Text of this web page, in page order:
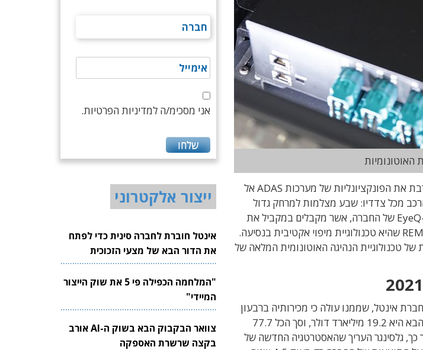
האוטונומיות
בתוך כך, בחודש שעבר חשפה מובילאיי את טכנולוגיית SuperVision, אשר מקרבת את הפונקציונליות של מערכות ADAS אל
11 מצלמות המותקנות בכלי הרכב מכל צדדיו: שבע מצלמות למרחק גדול
וארבע מצלמות למרחק קצר. המידע מהמצלמות מעובד באמצעות שני שבבי EyeQ-5 של החברה, אשר מקבלים במקביל את
נתוני הדרך המגיעים מהמפה האקטיבית (Roadbook) המיוצרת על-ידי מערכת REM שהיא טכנולוגיית מיפוי אקטיבית בנסיעה.
של טכנולוגיית הנהיגה האוטונומית המלאה של
אינטל, שממנו עולה כי מכירותיה ברבעון
השלישי צמחו ב-5% והסתכמו בכ-18.1 מיליארד דולר. תחזית ההכנסות לרבעון הבא היא 19.2 מיליארד דולר, וסך הכל 77.7
מכירות ב-2021, בהשוואה לכ- 73.5 מיליארד דולר ב-2020. בתוך כך, גלסינגר העריך שהאסטרטגיה החדשה של
אני מסכימ/ה למדיניות הפרטיות.
ייצור אלקטרוני
אינטל חוברת לחברה סינית כדי לפתח
את הדור הבא של מצעי הזכוכית
לשבבים
"המלחמה הכפילה פי 5 את שוק הייצור
המיידי"
צוואר הבקבוק הבא בשוק ה-AI אורב
בקצה שרשרת האספקה